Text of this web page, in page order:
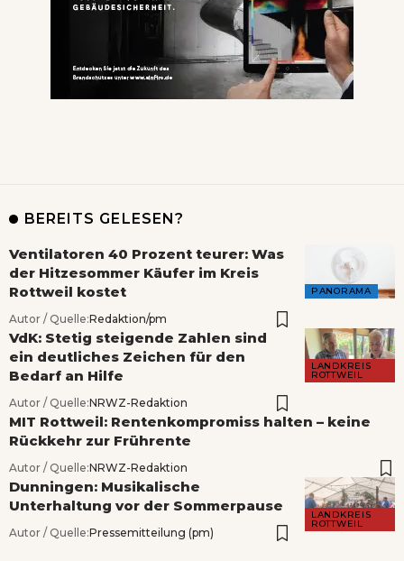
BEREITS GELESEN?
PANORAMA
Ventilatoren 40 Prozent teurer: Was
der Hitzesommer Käufer im Kreis
Rottweil kostet
Autor / Quelle:Redaktion/pm
LANDKREIS
ROTTWEIL
VdK: Stetig steigende Zahlen sind
ein deutliches Zeichen für den
Bedarf an Hilfe
Autor / Quelle:NRWZ-Redaktion
MIT Rottweil: Rentenkompromiss halten – keine
Rückkehr zur Frührente
Autor / Quelle:NRWZ-Redaktion
LANDKREIS
ROTTWEIL
Dunningen: Musikalische
Unterhaltung vor der Sommerpause
Autor / Quelle:Pressemitteilung (pm)